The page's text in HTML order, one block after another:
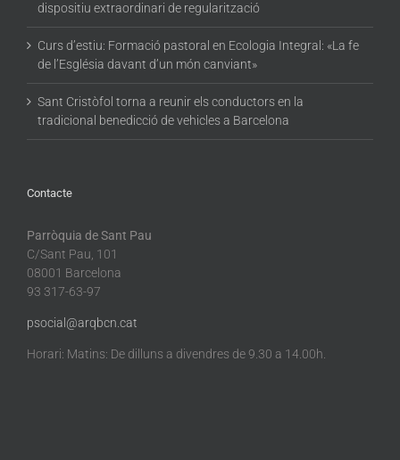
dispositiu extraordinari de regularització
Curs d’estiu: Formació pastoral en Ecologia Integral: «La fe
de l’Església davant d’un món canviant»
Sant Cristòfol torna a reunir els conductors en la
tradicional benedicció de vehicles a Barcelona
Contacte
Parròquia de Sant Pau
C/Sant Pau, 101
08001 Barcelona
93 317-63-97
psocial@arqbcn.cat
Horari: Matins: De dilluns a divendres de 9.30 a 14.00h.